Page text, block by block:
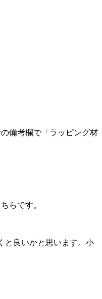
備考欄で「ラッピング材
らです。
と良いかと思います。小